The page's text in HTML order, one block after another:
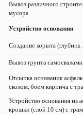
Вывоз различного
мусора
Устройство основания
Создание корыта (глубина
Вывоз грунта самосвалами
Отсыпка основания
сколом, боем кирпича с
Устройство основания из
крошки (слой 10 см) с